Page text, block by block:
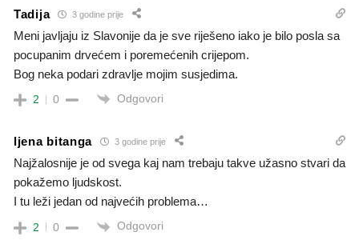
Tadija 3 godine prije
Meni javljaju iz Slavonije da je sve riješeno iako je bilo posla sa
pocupanim drvećem i poremećenih crijepom.
Bog neka podari zdravlje mojim susjedima.
2 0 Odgovori
ljena bitanga 3 godine prije
Najžalosnije je od svega kaj nam trebaju takve užasno stvari da
pokažemo ljudskost.
I tu leži jedan od najvećih problema…
2 0 Odgovori